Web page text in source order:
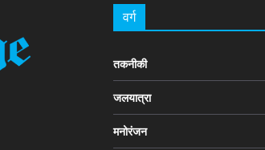
वर्ग
तकनीकी
जलयात्रा
मनोरंजन